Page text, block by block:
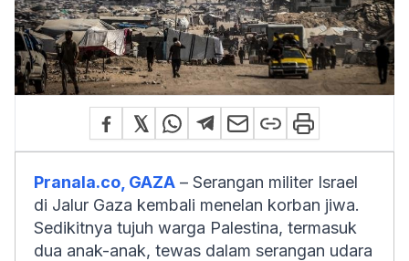
Pranala.co, GAZA – Serangan militer Israel
di Jalur Gaza kembali menelan korban jiwa.
Sedikitnya tujuh warga Palestina, termasuk
dua anak-anak, tewas dalam serangan udara